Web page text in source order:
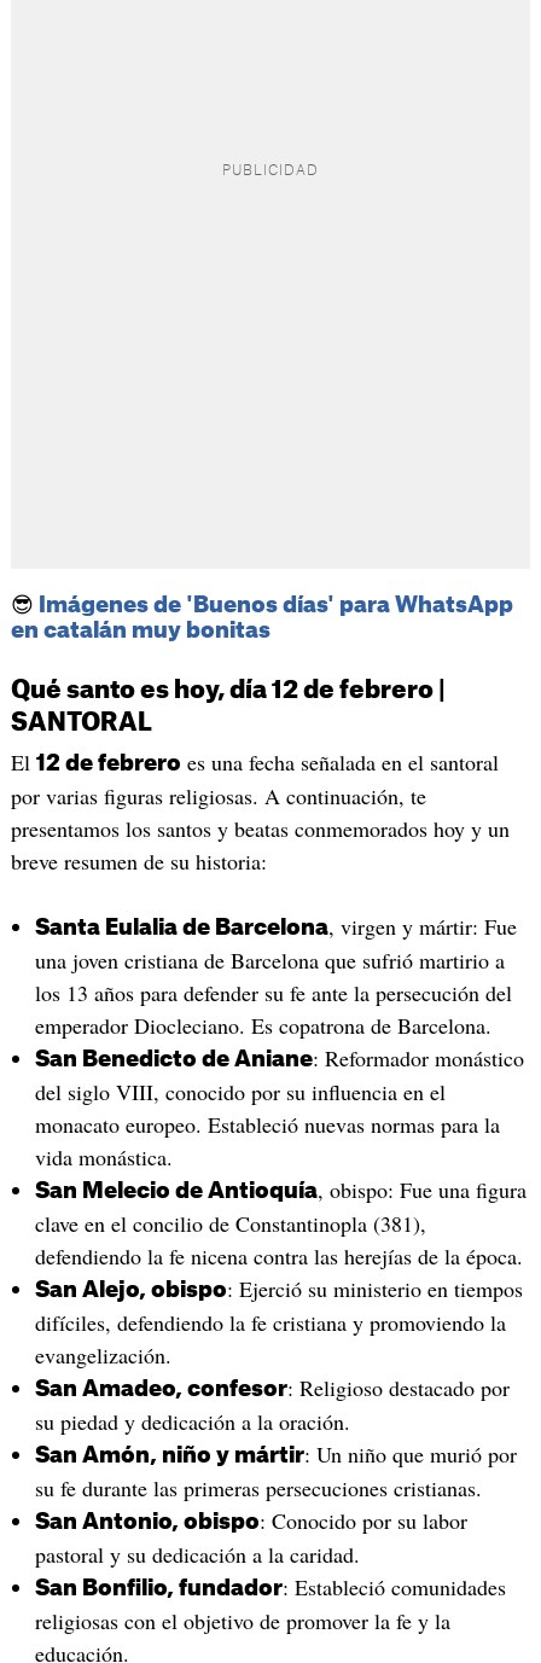
😎
Imágenes de 'Buenos días' para WhatsApp
en catalán muy bonitas
Qué santo es hoy, día 12 de febrero |
SANTORAL
El 12 de febrero es una fecha señalada en el santoral
por varias figuras religiosas. A continuación, te
presentamos los santos y beatas conmemorados hoy y un
breve resumen de su historia:
Santa Eulalia de Barcelona, virgen y mártir: Fue
una joven cristiana de Barcelona que sufrió martirio a
los 13 años para defender su fe ante la persecución del
emperador Diocleciano. Es copatrona de Barcelona.
San Benedicto de Aniane: Reformador monástico
del siglo VIII, conocido por su influencia en el
monacato europeo. Estableció nuevas normas para la
vida monástica.
San Melecio de Antioquía, obispo: Fue una figura
clave en el concilio de Constantinopla (381),
defendiendo la fe nicena contra las herejías de la época.
San Alejo, obispo: Ejerció su ministerio en tiempos
difíciles, defendiendo la fe cristiana y promoviendo la
evangelización.
San Amadeo, confesor: Religioso destacado por
su piedad y dedicación a la oración.
San Amón, niño y mártir: Un niño que murió por
su fe durante las primeras persecuciones cristianas.
San Antonio, obispo: Conocido por su labor
pastoral y su dedicación a la caridad.
San Bonfilio, fundador: Estableció comunidades
religiosas con el objetivo de promover la fe y la
educación.